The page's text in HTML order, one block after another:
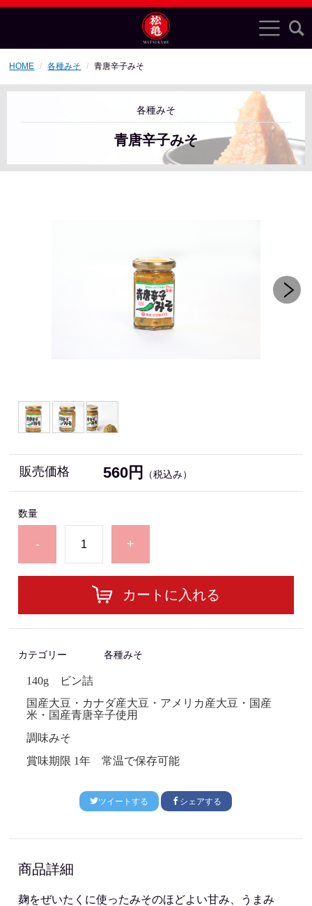
HOME 各種みそ 青唐辛子みそ
各種みそ
青唐辛子みそ
販売価格 560円 （税込み）
数量
- +
カートに入れる
カテゴリー 各種みそ
140gビン詰
国産大豆・カナダ産大豆・アメリカ産大豆・国産
米・国産青唐辛子使用
調味みそ
賞味期限 1年 常温で保存可能
ツイートする シェアする
商品詳細
麹をぜいたくに使ったみそのほどよい甘み、うまみ